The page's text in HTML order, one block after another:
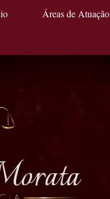
Áreas de Atuação